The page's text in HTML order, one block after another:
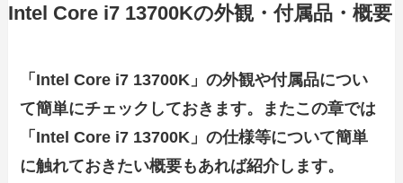
Intel Core i7 13700Kの外観・付属品・概要
「Intel Core i7 13700K」の外観や付属品につい
て簡単にチェックしておきます。またこの章では
「Intel Core i7 13700K」の仕様等について簡単
に触れておきたい概要もあれば紹介します。